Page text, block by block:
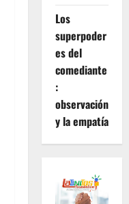
Los
superpoder
es del
comediante
:
observación
y la empatía